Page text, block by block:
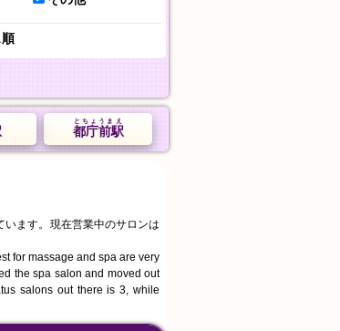
都庁前駅
とちょうまえ
います。現在営業中のサロンは
for massage and spa are very
the spa salon and moved out
salons out there is 3, while